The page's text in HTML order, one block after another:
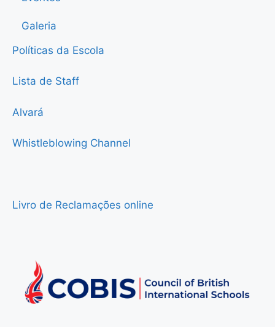
Galeria
Políticas da Escola
Lista de Staff
Alvará
Whistleblowing Channel
Livro de Reclamações online